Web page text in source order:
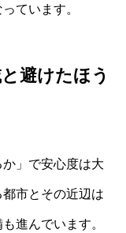
ています。
避けたほう
」で安心度は大
市とその近辺は
進んでいます。